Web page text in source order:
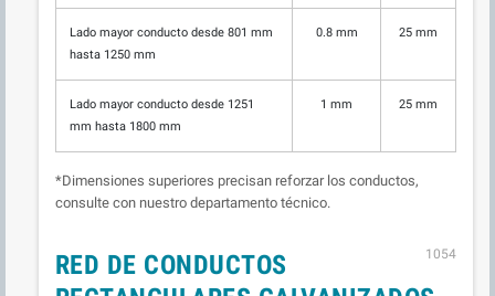
Lado mayor conducto desde 801 mm
hasta 1250 mm
0.8 mm 25 mm
Lado mayor conducto desde 1251
mm hasta 1800 mm
1 mm 25 mm
*Dimensiones superiores precisan reforzar los conductos,
consulte con nuestro departamento técnico.
1054
RED DE CONDUCTOS